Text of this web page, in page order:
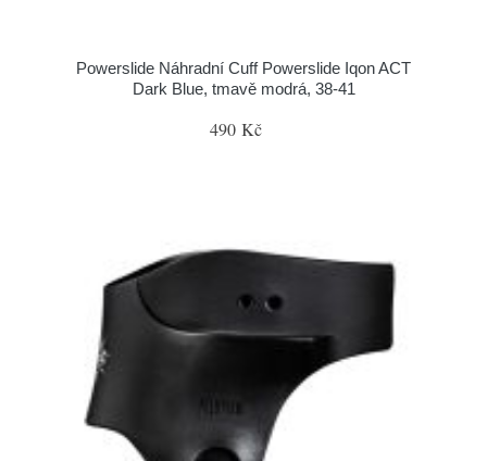
Powerslide Náhradní Cuff Powerslide Iqon ACT
Dark Blue, tmavě modrá, 38-41
490 Kč